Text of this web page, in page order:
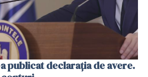
publicat declaraţia de avere.